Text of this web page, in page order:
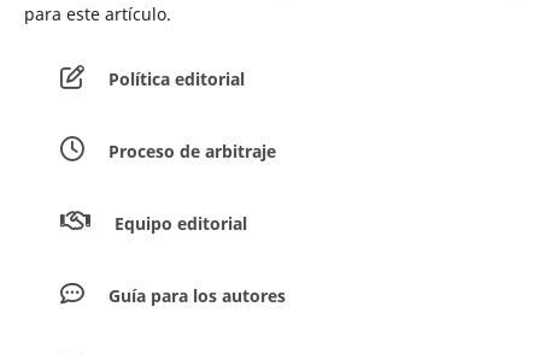
para este artículo.
Política editorial
Proceso de arbitraje
Equipo editorial
Guía para los autores